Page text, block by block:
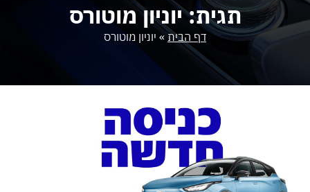
תגית: יוניון מוטורס
דף הבית» יוניון מוטורס